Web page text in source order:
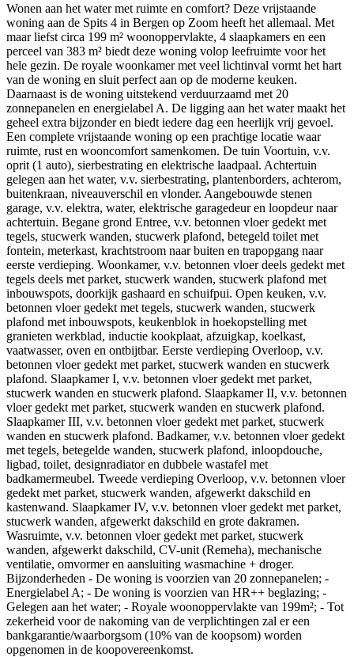
Wonen aan het water met ruimte en comfort? Deze vrijstaande
woning aan de Spits 4 in Bergen op Zoom heeft het allemaal. Met
maar liefst circa 199 m² woonoppervlakte, 4 slaapkamers en een
perceel van 383 m² biedt deze woning volop leefruimte voor het
hele gezin. De royale woonkamer met veel lichtinval vormt het hart
van de woning en sluit perfect aan op de moderne keuken.
Daarnaast is de woning uitstekend verduurzaamd met 20
zonnepanelen en energielabel A. De ligging aan het water maakt het
geheel extra bijzonder en biedt iedere dag een heerlijk vrij gevoel.
Een complete vrijstaande woning op een prachtige locatie waar
ruimte, rust en wooncomfort samenkomen. De tuin Voortuin, v.v.
oprit (1 auto), sierbestrating en elektrische laadpaal. Achtertuin
gelegen aan het water, v.v. sierbestrating, plantenborders, achterom,
buitenkraan, niveauverschil en vlonder. Aangebouwde stenen
garage, v.v. elektra, water, elektrische garagedeur en loopdeur naar
achtertuin. Begane grond Entree, v.v. betonnen vloer gedekt met
tegels, stucwerk wanden, stucwerk plafond, betegeld toilet met
fontein, meterkast, krachtstroom naar buiten en trapopgang naar
eerste verdieping. Woonkamer, v.v. betonnen vloer deels gedekt met
tegels deels met parket, stucwerk wanden, stucwerk plafond met
inbouwspots, doorkijk gashaard en schuifpui. Open keuken, v.v.
betonnen vloer gedekt met tegels, stucwerk wanden, stucwerk
plafond met inbouwspots, keukenblok in hoekopstelling met
granieten werkblad, inductie kookplaat, afzuigkap, koelkast,
vaatwasser, oven en ontbijtbar. Eerste verdieping Overloop, v.v.
betonnen vloer gedekt met parket, stucwerk wanden en stucwerk
plafond. Slaapkamer I, v.v. betonnen vloer gedekt met parket,
stucwerk wanden en stucwerk plafond. Slaapkamer II, v.v. betonnen
vloer gedekt met parket, stucwerk wanden en stucwerk plafond.
Slaapkamer III, v.v. betonnen vloer gedekt met parket, stucwerk
wanden en stucwerk plafond. Badkamer, v.v. betonnen vloer gedekt
met tegels, betegelde wanden, stucwerk plafond, inloopdouche,
ligbad, toilet, designradiator en dubbele wastafel met
badkamermeubel. Tweede verdieping Overloop, v.v. betonnen vloer
gedekt met parket, stucwerk wanden, afgewerkt dakschild en
kastenwand. Slaapkamer IV, v.v. betonnen vloer gedekt met parket,
stucwerk wanden, afgewerkt dakschild en grote dakramen.
Wasruimte, v.v. betonnen vloer gedekt met parket, stucwerk
wanden, afgewerkt dakschild, CV-unit (Remeha), mechanische
ventilatie, omvormer en aansluiting wasmachine + droger.
Bijzonderheden - De woning is voorzien van 20 zonnepanelen; -
Energielabel A; - De woning is voorzien van HR++ beglazing; -
Gelegen aan het water; - Royale woonoppervlakte van 199m²; - Tot
zekerheid voor de nakoming van de verplichtingen zal er een
bankgarantie/waarborgsom (10% van de koopsom) worden
opgenomen in de koopovereenkomst.